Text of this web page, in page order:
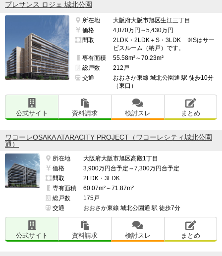
プレサンス ロジェ 城北公園
所在地
大阪府大阪市旭区生江三丁目
価格
4,070万円～5,430万円
間取
2LDK・2LDK＋S・3LDK ※Sはサー
ビスルーム（納戸）です。
専有面積
55.58m²～70.23m²
総戸数
212戸
交通
おおさか東線 城北公園通 駅 徒歩10分
（東口）
公式サイト 資料請求 検討スレ まとめ
ワコーレOSAKA ATARACITY PROJECT（ワコーレシティ城北公園
通）
所在地
大阪府大阪市旭区高殿1丁目
価格
3,900万円台予定～7,300万円台予定
間取
2LDK・3LDK
専有面積
60.07m²～71.87m²
総戸数
175戸
交通
おおさか東線 城北公園通 駅 徒歩7分
公式サイト 資料請求 検討スレ まとめ